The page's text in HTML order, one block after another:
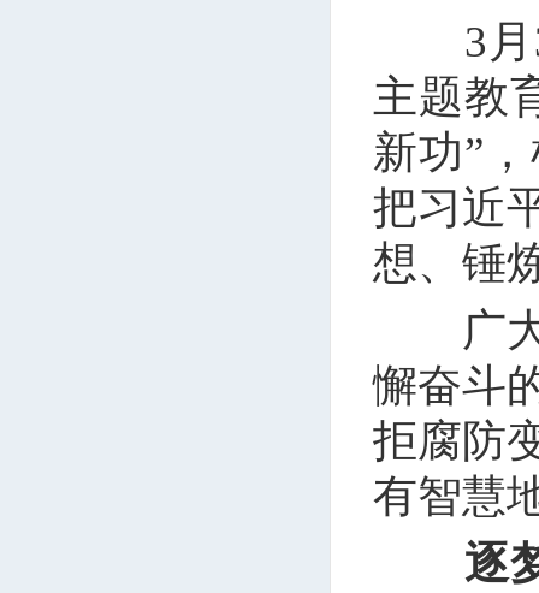
3月30
主题教
新功”
把习近
想、锤
广大
懈奋斗
拒腐防
有智慧
逐